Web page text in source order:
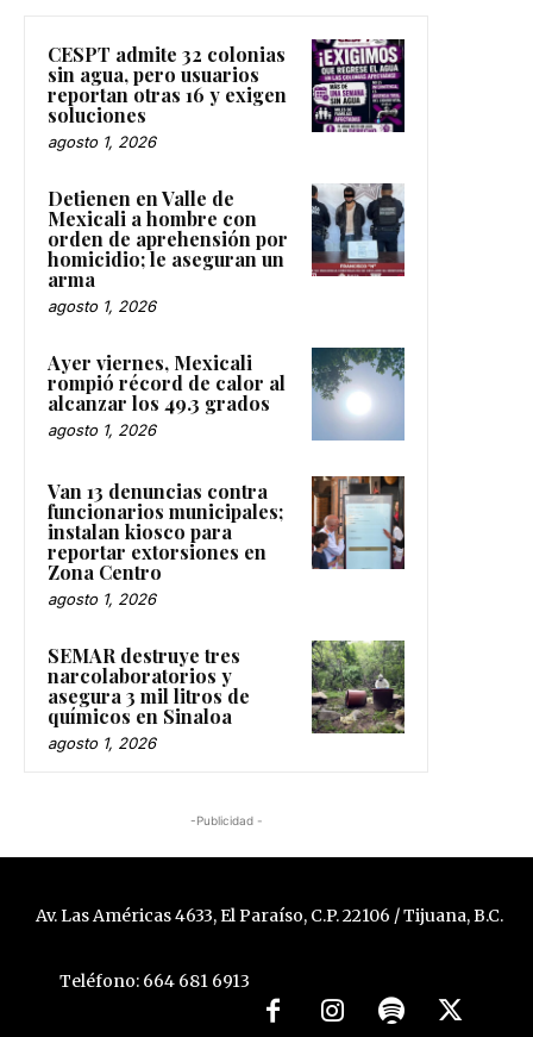
CESPT admite 32 colonias
sin agua, pero usuarios
reportan otras 16 y exigen
soluciones
agosto 1, 2026
Detienen en Valle de
Mexicali a hombre con
orden de aprehensión por
homicidio; le aseguran un
arma
agosto 1, 2026
Ayer viernes, Mexicali
rompió récord de calor al
alcanzar los 49.3 grados
agosto 1, 2026
Van 13 denuncias contra
funcionarios municipales;
instalan kiosco para
reportar extorsiones en
Zona Centro
agosto 1, 2026
SEMAR destruye tres
narcolaboratorios y
asegura 3 mil litros de
químicos en Sinaloa
agosto 1, 2026
-Publicidad -
Av. Las Américas 4633, El Paraíso, C.P. 22106 / Tijuana, B.C.
Teléfono: 664 681 6913